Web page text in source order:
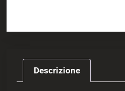
Descrizione